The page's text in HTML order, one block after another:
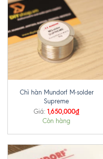
Chì hàn Mundorf M-solder
Supreme
Giá: 1,650,000₫
Còn hàng